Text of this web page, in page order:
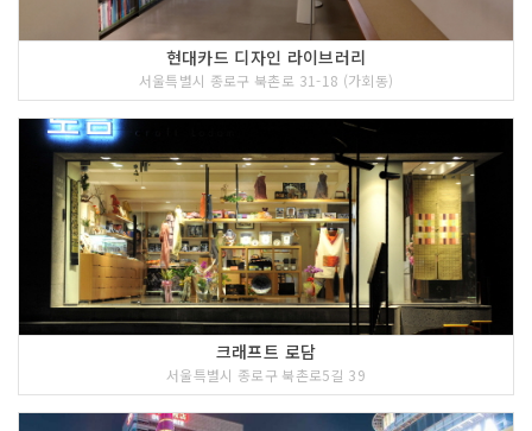
현대카드 디자인 라이브러리
서울특별시 종로구 북촌로 31-18 (가회동)
크래프트 로담
서울특별시 종로구 북촌로5길 39